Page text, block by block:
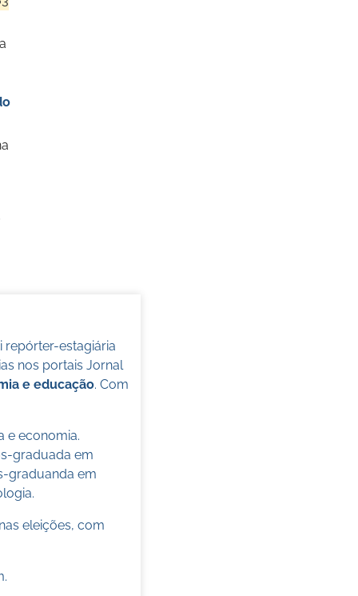
repórter-estagiária
nos portais Jornal
e educação. Com
e economia.
graduada em
graduanda em
eleições, com
.